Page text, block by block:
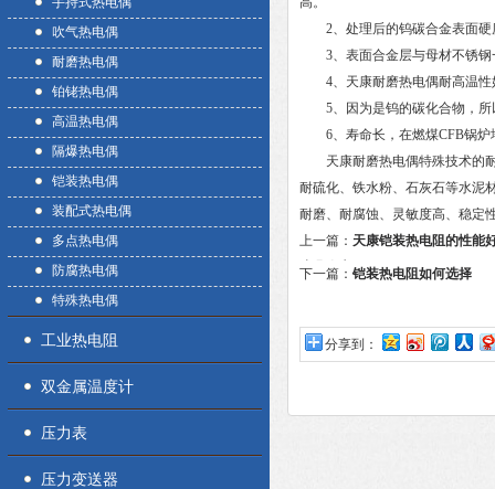
吹气热电偶
耐磨热电偶
铂铑热电偶
高温热电偶
隔爆热电偶
铠装热电偶
装配式热电偶
多点热电偶
防腐热电偶
特殊热电偶
工业热电阻
双金属温度计
压力表
压力变送器
2、处理后的钨碳合金表面硬
3、表面合金层与母材不锈钢
4、天康耐磨热电偶耐高温性
5、因为是钨的碳化合物，所
6、寿命长，在燃煤CFB锅炉
天康耐磨热电偶特殊技术的耐
耐硫化、铁水粉、石灰石等水泥
耐磨、耐腐蚀、灵敏度高、稳定
上一篇： 天康铠装热电阻的性能
这几个方面
下一篇： 铠装热电阻如何选择
分享到：